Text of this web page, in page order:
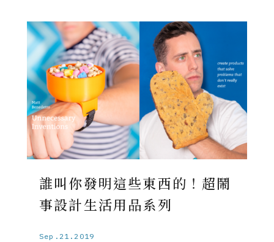
誰叫你發明這些東西的！超鬧
事設計生活用品系列
Sep.21.2019